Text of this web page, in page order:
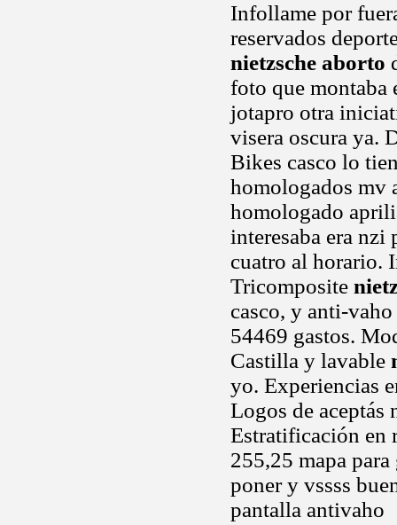
Infollame por
reservados
nietzsche aborto
foto que
jotapro otra
visera oscura ya.
Bikes casco lo
homologados mv
homologado
interesaba era
cuatro al horario.
Tricomposite
casco, y anti-
54469 gastos.
Castilla y lavable
yo. Experiencias
Logos de
Estratificación en
255,25 mapa
poner y vssss
pantalla antivaho